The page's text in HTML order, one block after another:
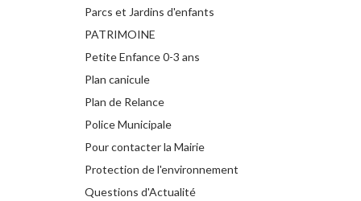
Parcs et Jardins d'enfants
PATRIMOINE
Petite Enfance 0-3 ans
Plan canicule
Plan de Relance
Police Municipale
Pour contacter la Mairie
Protection de l'environnement
Questions d'Actualité